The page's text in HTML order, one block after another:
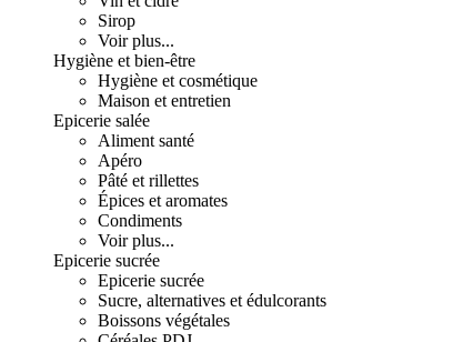
Sirop
Voir plus...
Hygiène et bien-être
Hygiène et cosmétique
Maison et entretien
Epicerie salée
Aliment santé
Apéro
Pâté et rillettes
Épices et aromates
Condiments
Voir plus...
Epicerie sucrée
Epicerie sucrée
Sucre, alternatives et édulcorants
Boissons végétales